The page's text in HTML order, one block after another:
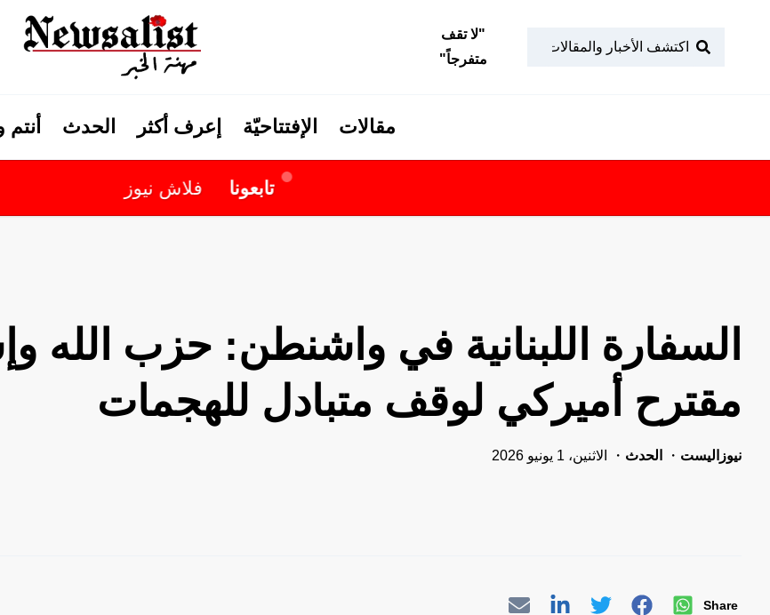
"لا تقف
متفرجاً"
مقالات الإفتتاحيّة إعرف أكثر الحدث
فلاش نيوز
السفارة اللبنانية في واشنطن: حزب الله
مقترح أميركي لوقف متبادل للهجمات
نيوزاليست الحدث الاثنين، 1 يونيو 2026
Share